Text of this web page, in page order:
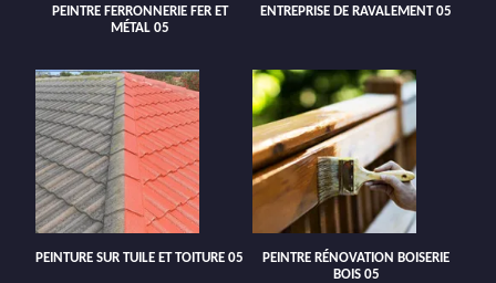
PEINTRE FERRONNERIE FER ET
MÉTAL 05
ENTREPRISE DE RAVALEMENT 05
PEINTURE SUR TUILE ET TOITURE 05
PEINTRE RÉNOVATION BOISERIE
BOIS 05